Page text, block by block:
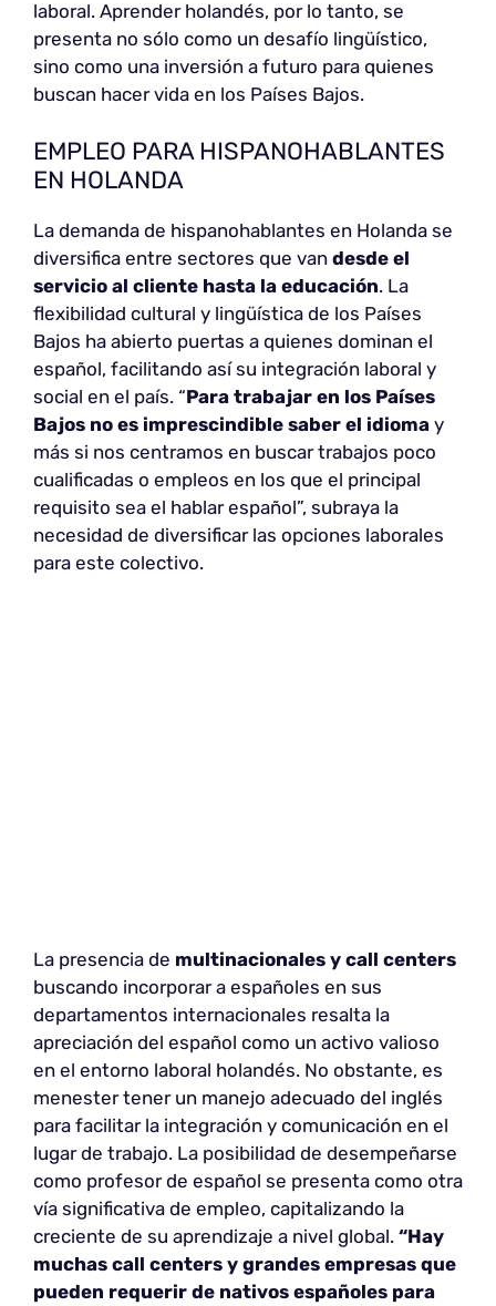
laboral. Aprender holandés, por lo tanto, se
presenta no sólo como un desafío lingüístico,
sino como una inversión a futuro para quienes
buscan hacer vida en los Países Bajos.
EMPLEO PARA HISPANOHABLANTES
EN HOLANDA
La demanda de hispanohablantes en Holanda se
diversifica entre sectores que van desde el
servicio al cliente hasta la educación. La
flexibilidad cultural y lingüística de los Países
Bajos ha abierto puertas a quienes dominan el
español, facilitando así su integración laboral y
social en el país. “Para trabajar en los Países
Bajos no es imprescindible saber el idioma y
más si nos centramos en buscar trabajos poco
cualificadas o empleos en los que el principal
requisito sea el hablar español”, subraya la
necesidad de diversificar las opciones laborales
para este colectivo.
La presencia de multinacionales y call centers
buscando incorporar a españoles en sus
departamentos internacionales resalta la
apreciación del español como un activo valioso
en el entorno laboral holandés. No obstante, es
menester tener un manejo adecuado del inglés
para facilitar la integración y comunicación en el
lugar de trabajo. La posibilidad de desempeñarse
como profesor de español se presenta como otra
vía significativa de empleo, capitalizando la
creciente de su aprendizaje a nivel global. “Hay
muchas call centers y grandes empresas que
pueden requerir de nativos españoles para